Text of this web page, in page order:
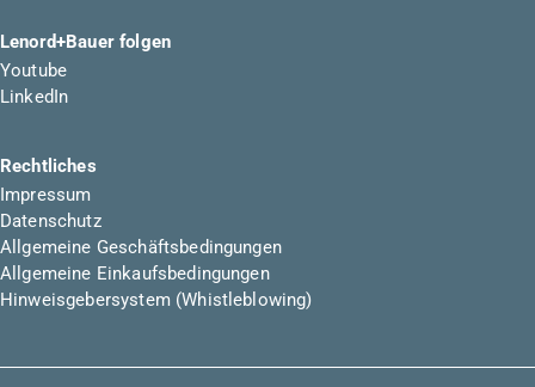
Lenord+Bauer folgen
Youtube
LinkedIn
Rechtliches
Impressum
Datenschutz
Allgemeine Geschäftsbedingungen
Allgemeine Einkaufsbedingungen
Hinweisgebersystem (Whistleblowing)